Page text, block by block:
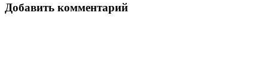
Добавить комментарий